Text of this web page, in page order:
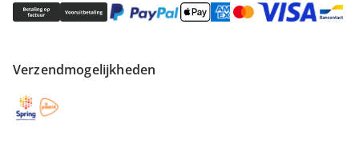
Verzendmogelijkheden